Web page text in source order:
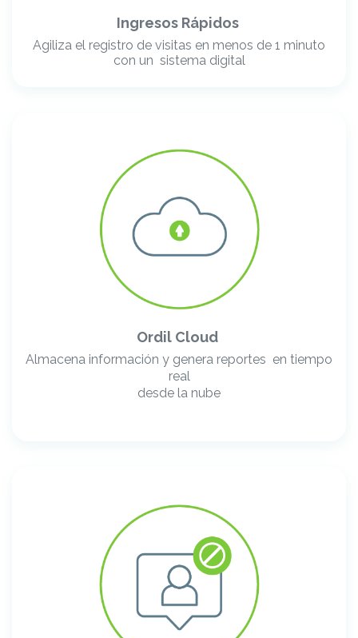
Ingresos Rápidos
​Agiliza el registro de visitas en menos de 1 minuto
con un sistema digital
Ordil Cloud
Almacena información y genera reportes en tiempo
real
desde la nube